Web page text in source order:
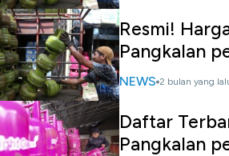
Resmi!
Pangkalan
NEWS 2 bulan yang
Daftar
Pangkalan